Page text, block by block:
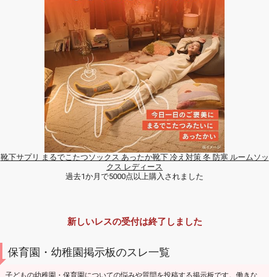
靴下サプリ まるでこたつソックス あったか靴下 冷え対策 冬 防寒 ルームソッ
クス レディース
過去1か月で5000点以上購入されました
新しいレスの受付は終了しました
保育園・幼稚園掲示板のスレ一覧
子どもの幼稚園・保育園についての悩みや質問を投稿する掲示板です。働きな